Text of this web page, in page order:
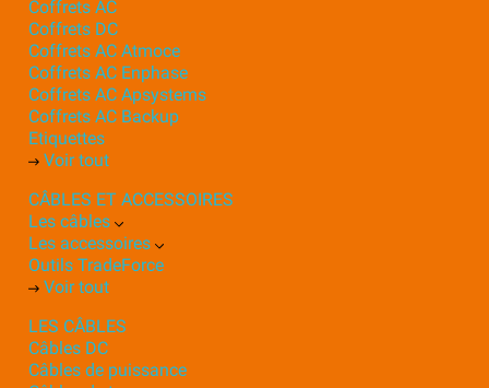
Coffrets AC
Coffrets DC
Coffrets AC Atmoce
Coffrets AC Enphase
Coffrets AC Apsystems
Coffrets AC Backup
Etiquettes
Voir tout
CÂBLES ET ACCESSOIRES
Les câbles
Les accessoires
Outils TradeForce
Voir tout
LES CÂBLES
Câbles DC
Câbles de puissance